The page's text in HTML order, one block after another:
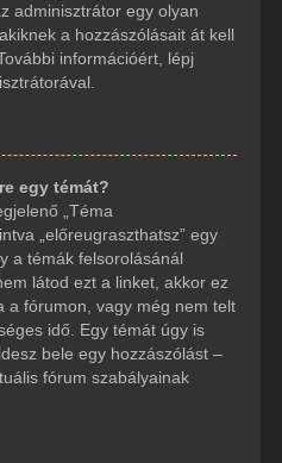
adminisztrátor egy olyan
a hozzászólásait át kell
információért, lépj
egy témát?
„Téma
„előreugraszthatsz” egy
a témák felsorolásánál
látod ezt a linket, akkor ez
a fórumon, vagy még nem telt
idő. Egy témát úgy is
bele egy hozzászólást –
fórum szabályainak